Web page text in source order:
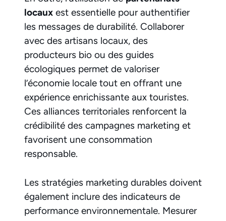
locaux est essentielle pour authentifier
les messages de durabilité. Collaborer
avec des artisans locaux, des
producteurs bio ou des guides
écologiques permet de valoriser
l’économie locale tout en offrant une
expérience enrichissante aux touristes.
Ces alliances territoriales renforcent la
crédibilité des campagnes marketing et
favorisent une consommation
responsable.
Les stratégies marketing durables doivent
également inclure des indicateurs de
performance environnementale. Mesurer